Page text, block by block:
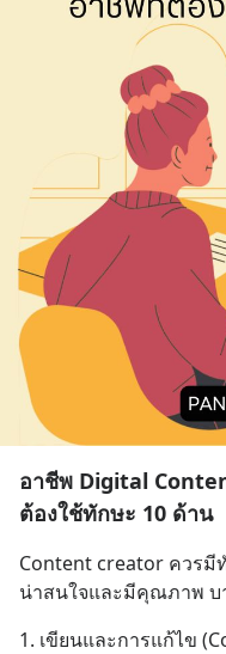
อาชีพ Digital
ต้องใช้ทักษะ 10 ด้าน
Content creator ควรมี
น่าสนใจและมีคุณภาพ
1. เขียนและการแก้ไข